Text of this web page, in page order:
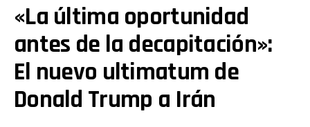
«La última oportunidad
antes de la decapitación»:
El nuevo ultimatum de
Donald Trump a Irán